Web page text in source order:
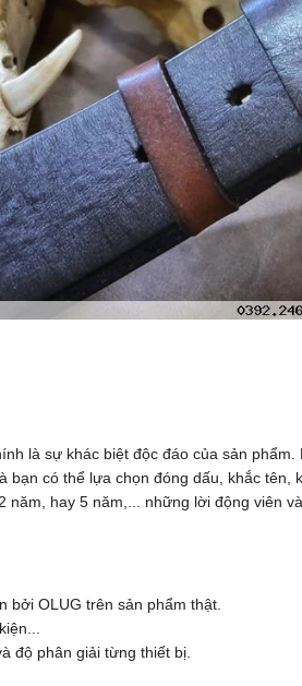
là sự khác biệt độc đáo của sản
bạn có thể lựa chọn đóng dấu, khắc
hay 5 năm,... những lời động viên
OLUG trên sản phẩm thật.
độ phân giải từng thiết bị.